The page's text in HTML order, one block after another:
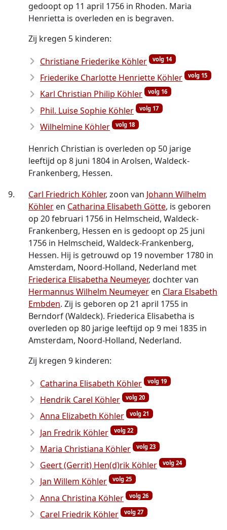
gedoopt op 11 april 1756 in Rhoden. Maria
Henrietta is overleden en is begraven.
Zij kregen 5 kinderen:
Christiane Friederike Köhler volg 14
Friederike Charlotte Henriette Köhler volg 15
Karl Christian Philip Köhler volg 16
Phil. Luise Sophie Köhler volg 17
Wilhelmine Köhler volg 18
Henrich Christian is overleden op 50 jarige
leeftijd op 8 juni 1804 in Arolsen, Waldeck-
Frankenberg, Hessen.
9.
Carl Friedrich Köhler, zoon van Johann Wilhelm
Köhler en Catharina Elisabeth Götte, is geboren
op 20 februari 1756 in Helmscheid, Waldeck-
Frankenberg, Hessen en is gedoopt op 25 juni
1756 in Helmscheid, Waldeck-Frankenberg,
Hessen. Hij is getrouwd op 19 november 1780 in
Amsterdam, Noord-Holland, Nederland met
Friederica Elisabetha Neumeyer, dochter van
Hermannus Wilhelm Neumeyer en Clara Elsabeth
Embden. Zij is geboren op 21 april 1755 in
Berndorf (Waldeck). Friederica Elisabetha is
overleden op 80 jarige leeftijd op 9 mei 1835 in
Amsterdam, Noord-Holland, Nederland.
Zij kregen 9 kinderen:
Catharina Elisabeth Köhler volg 19
Hendrik Carel Köhler volg 20
Anna Elizabeth Köhler volg 21
Jan Fredrik Köhler volg 22
Maria Christiana Köhler volg 23
Geert (Gerrit) Hen(d)rik Köhler volg 24
Jan Willem Köhler volg 25
Anna Christina Köhler volg 26
Carel Friedrik Köhler volg 27